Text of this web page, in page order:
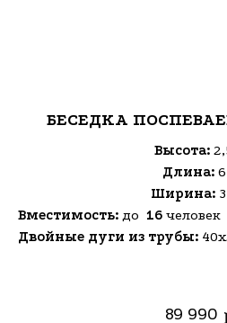
БЕСЕДКА
Высота:
Длина:6
Ширина:
Вместимость: до 16 человек
Двойные дуги из трубы:
89 990